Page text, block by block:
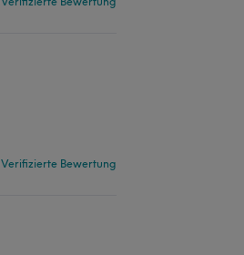
Verifizierte Bewertung